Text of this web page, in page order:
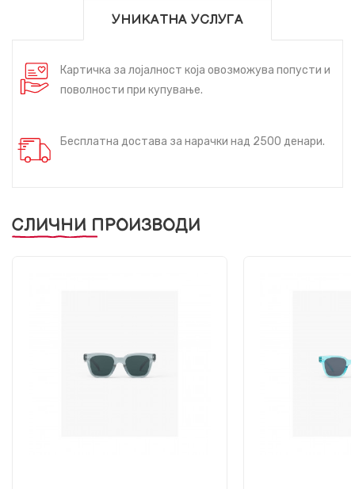
УНИКАТНА УСЛУГА
Картичка за лојалност која овозможува попусти и
поволности при купување.
Бесплатна достава за нарачки над 2500 денари.
СЛИЧНИ ПРОИЗВОДИ